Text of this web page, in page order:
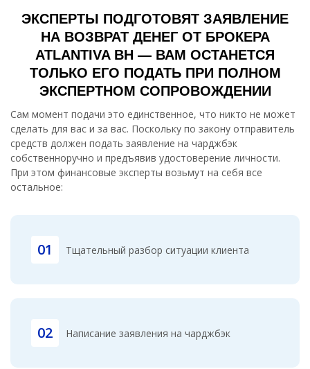
ЭКСПЕРТЫ ПОДГОТОВЯТ ЗАЯВЛЕНИЕ
НА ВОЗВРАТ ДЕНЕГ ОТ БРОКЕРА
ATLANTIVA BH — ВАМ ОСТАНЕТСЯ
ТОЛЬКО ЕГО ПОДАТЬ ПРИ ПОЛНОМ
ЭКСПЕРТНОМ СОПРОВОЖДЕНИИ
Сам момент подачи это единственное, что никто не может
сделать для вас и за вас. Поскольку по закону отправитель
средств должен подать заявление на чарджбэк
собственноручно и предъявив удостоверение личности.
При этом финансовые эксперты возьмут на себя все
остальное:
01 Тщательный разбор ситуации клиента
02 Написание заявления на чарджбэк